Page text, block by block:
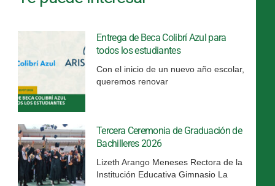
Entrega de Beca Colibrí Azul para
todos los estudiantes
Con el inicio de un nuevo año escolar,
queremos renovar
Tercera Ceremonia de Graduación de
Bachilleres 2026
Lizeth Arango Meneses Rectora de la
Institución Educativa Gimnasio La